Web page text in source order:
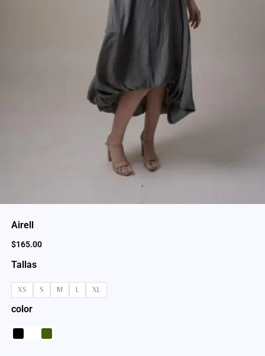
Airell
$165.00
Tallas
XS S M L XL
color